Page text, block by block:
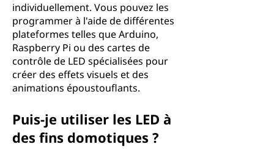
individuellement. Vous pouvez les
programmer à l'aide de différentes
plateformes telles que Arduino,
Raspberry Pi ou des cartes de
contrôle de LED spécialisées pour
créer des effets visuels et des
animations époustouflants.
Puis-je utiliser les LED à
des fins domotiques ?